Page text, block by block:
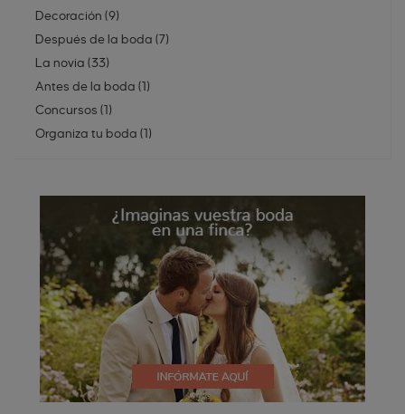
Decoración (9)
Después de la boda (7)
La novia (33)
Antes de la boda (1)
Concursos (1)
Organiza tu boda (1)